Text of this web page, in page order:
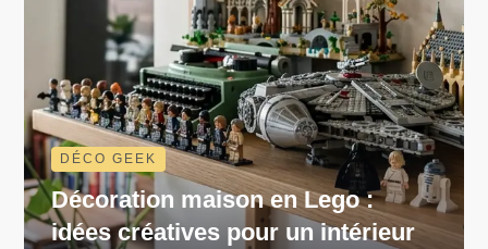
DÉCO GEEK
Décoration maison en Lego :
idées créatives pour un intérieur